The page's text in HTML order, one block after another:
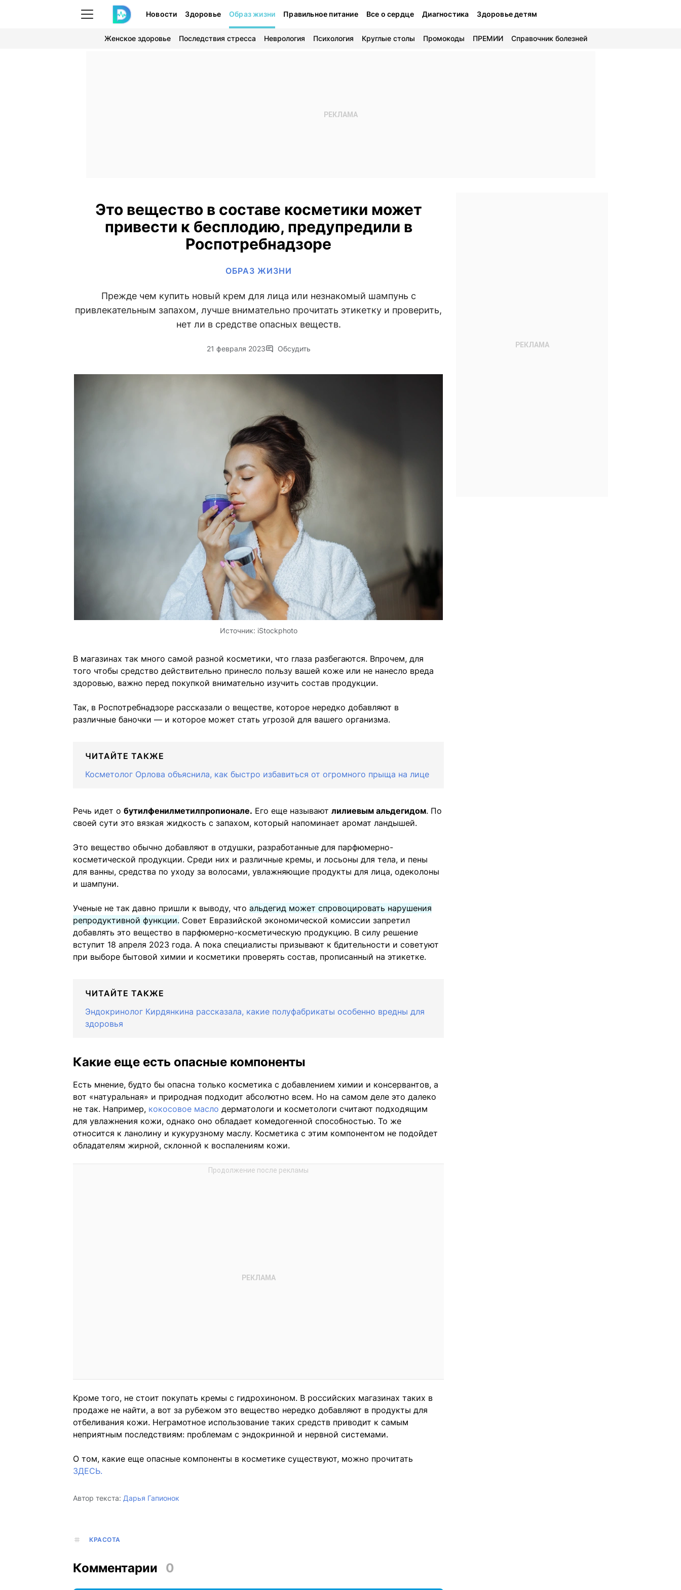
Новости Здоровье Образ жизни Правильное питание Все о сердце Диагностика Здоровье детям
Женское здоровье Последствия стресса Неврология Психология Круглые столы Промокоды ПРЕМИИ Справочник болезней
Это вещество в составе косметики может
привести к бесплодию, предупредили в
Роспотребнадзоре
ОБРАЗ ЖИЗНИ
Прежде чем купить новый крем для лица или незнакомый шампунь с
привлекательным запахом, лучше внимательно прочитать этикетку и проверить,
нет ли в средстве опасных веществ.
21 февраля 2023 Обсудить
Источник: iStockphoto
В магазинах так много самой разной косметики, что глаза разбегаются. Впрочем, для
того чтобы средство действительно принесло пользу вашей коже или не нанесло вреда
здоровью, важно перед покупкой внимательно изучить состав продукции.
Так, в Роспотребнадзоре рассказали о веществе, которое нередко добавляют в
различные баночки — и которое может стать угрозой для вашего организма.
ЧИТАЙТЕ ТАКЖЕ
Косметолог Орлова объяснила, как быстро избавиться от огромного прыща на лице
Речь идет о бутилфенилметилпропионале. Его еще называют лилиевым альдегидом. По
своей сути это вязкая жидкость с запахом, который напоминает аромат ландышей.
Это вещество обычно добавляют в отдушки, разработанные для парфюмерно-
косметической продукции. Среди них и различные кремы, и лосьоны для тела, и пены
для ванны, средства по уходу за волосами, увлажняющие продукты для лица, одеколоны
и шампуни.
Ученые не так давно пришли к выводу, что альдегид может спровоцировать нарушения
репродуктивной функции. Совет Евразийской экономической комиссии запретил
добавлять это вещество в парфюмерно-косметическую продукцию. В силу решение
вступит 18 апреля 2023 года. А пока специалисты призывают к бдительности и советуют
при выборе бытовой химии и косметики проверять состав, прописанный на этикетке.
ЧИТАЙТЕ ТАКЖЕ
Эндокринолог Кирдянкина рассказала, какие полуфабрикаты особенно вредны для
здоровья
Какие еще есть опасные компоненты
Есть мнение, будто бы опасна только косметика с добавлением химии и консервантов, а
вот «натуральная» и природная подходит абсолютно всем. Но на самом деле это далеко
не так. Например, кокосовое масло дерматологи и косметологи считают подходящим
для увлажнения кожи, однако оно обладает комедогенной способностью. То же
относится к ланолину и кукурузному маслу. Косметика с этим компонентом не подойдет
обладателям жирной, склонной к воспалениям кожи.
Кроме того, не стоит покупать кремы с гидрохиноном. В российских магазинах таких в
продаже не найти, а вот за рубежом это вещество нередко добавляют в продукты для
отбеливания кожи. Неграмотное использование таких средств приводит к самым
неприятным последствиям: проблемам с эндокринной и нервной системами.
О том, какие еще опасные компоненты в косметике существуют, можно прочитать
ЗДЕСЬ.
Автор текста: Дарья Гапионок
КРАСОТА
Комментарии 0